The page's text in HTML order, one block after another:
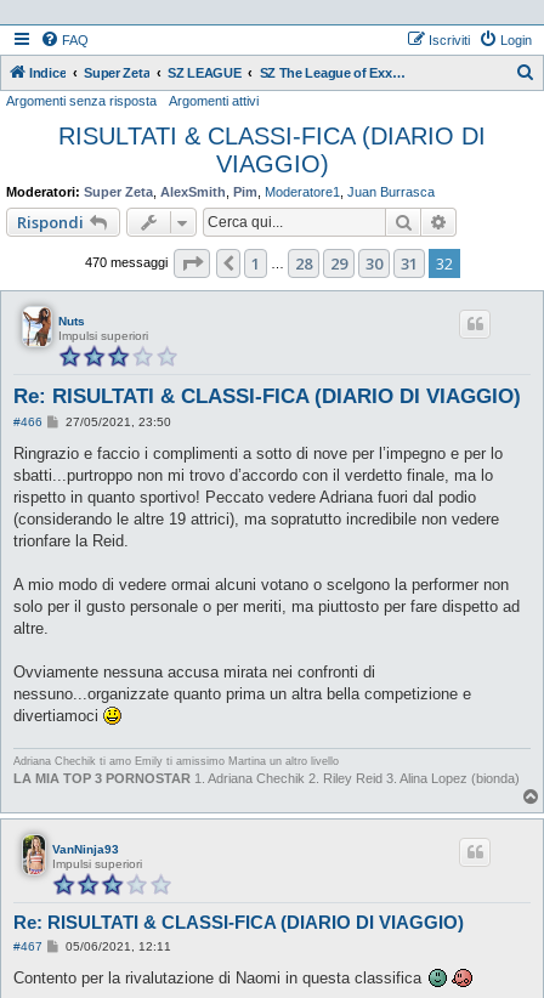
FAQ Login
Iscriviti
Indice Super Zeta SZ LEAGUE SZ The League of Exxxtraordinary Women 2K20
Argomenti senza risposta Argomenti attivi
RISULTATI & CLASSI-FICA (DIARIO DI
VIAGGIO)
Moderatori: Super Zeta AlexSmith Pim Moderatore1 Juan Burrasca
Rispondi Cerca
470 messaggi Pagina di32
Precedente
1 28 29 30 31 32
Nuts
Impulsi superiori
Re: RISULTATI & CLASSI-FICA (DIARIO DI VIAGGIO)
#466
M
s
a
g
i
o
27/05/2021, 23:50
Ringrazio e faccio i complimenti a sotto di nove per l’impegno e per lo
sbatti...purtroppo non mi trovo d’accordo con il verdetto finale, ma lo
rispetto in quanto sportivo! Peccato vedere Adriana fuori dal podio
(considerando le altre 19 attrici), ma sopratutto incredibile non vedere
trionfare la Reid.
A mio modo di vedere ormai alcuni votano o scelgono la performer non
solo per il gusto personale o per meriti, ma piuttosto per fare dispetto ad
altre.
Ovviamente nessuna accusa mirata nei confronti di
nessuno...organizzate quanto prima un altra bella competizione e
divertiamoci
Adriana Chechik ti amo Emily ti amissimo Martina un altro livello
LA MIA TOP 3 PORNOSTAR 1. Adriana Chechik 2. Riley Reid 3. Alina Lopez (bionda)
VanNinja93
Impulsi superiori
Re: RISULTATI & CLASSI-FICA (DIARIO DI VIAGGIO)
#467
M
s
05/06/2021, 12:11
Contento per la rivalutazione di Naomi in questa classifica